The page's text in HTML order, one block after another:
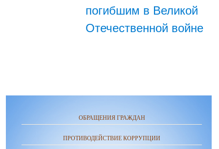
погибшим в Великой
Отечественной войне
ОБРАЩЕНИЯ ГРАЖДАН
ПРОТИВОДЕЙСТВИЕ КОРРУПЦИИ